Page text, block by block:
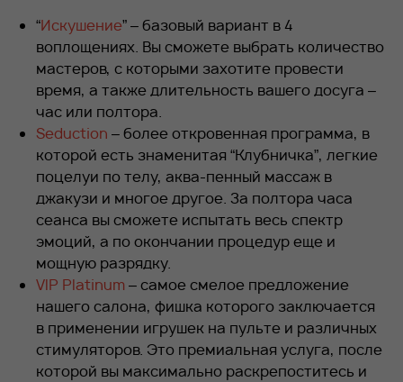
“Искушение” – базовый вариант в 4
воплощениях. Вы сможете выбрать количество
мастеров, с которыми захотите провести
время, а также длительность вашего досуга –
час или полтора.
Seduction – более откровенная программа, в
которой есть знаменитая “Клубничка”, легкие
поцелуи по телу, аква-пенный массаж в
джакузи и многое другое. За полтора часа
сеанса вы сможете испытать весь спектр
эмоций, а по окончании процедур еще и
мощную разрядку.
VIP Platinum – самое смелое предложение
нашего салона, фишка которого заключается
в применении игрушек на пульте и различных
стимуляторов. Это премиальная услуга, после
которой вы максимально раскрепоститесь и